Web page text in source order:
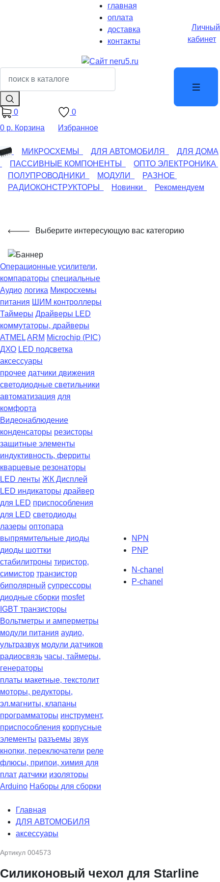
главная
оплата
доставка
контакты
Личный
кабинет
0
0 р. Корзина
0
Избранное
МИКРОСХЕМЫ ДЛЯ АВТОМОБИЛЯ
ДЛЯ ДОМА
ПАССИВНЫЕ КОМПОНЕНТЫ
ОПТО ЭЛЕКТРОНИКА
ПОЛУПРОВОДНИКИ
МОДУЛИ
РАЗНОЕ
РАДИОКОНСТРУКТОРЫ
Новинки Рекомендуем
Выберите интересующую вас категорию
Операционные усилители,
компараторы специальные
Аудио логика Микросхемы
питания ШИМ контроллеры
Таймеры Драйверы LED
коммутаторы, драйверы
ATMELARM Microchip (PIC)
ДХО LED подсветка
аксессуары
прочее датчики движения
светодиодные светильники
автоматизация для
комфорта
Видеонаблюдение
конденсаторы резисторы
защитные элементы
индуктивность, ферриты
кварцевые резонаторы
LED ленты ЖК Дисплей
LED индикаторы драйвер
для LED приспособления
для LED светодиоды
лазеры оптопара
выпрямительные диоды
диоды шоттки
стабилитроны тиристор,
симистор транзистор
биполярный супрессоры
диодные сборки mosfet
IGBT транзисторы
NPN
PNP
N-chanel
P-chanel
Вольтметры и амперметры
модули питания аудио,
ультразвук модули датчиков
радиосвязь часы, таймеры,
генераторы
платы макетные, текстолит
моторы, редукторы,
эл.магниты, клапаны
программаторы инструмент,
приспособления корпусные
элементы разъемы звук
кнопки, переключатели реле
флюсы, припои, химия для
плат датчики изоляторы
Arduino Наборы для сборки
Главная
ДЛЯ АВТОМОБИЛЯ
аксессуары
Артикул 004573
Силиконовый чехол для Starline